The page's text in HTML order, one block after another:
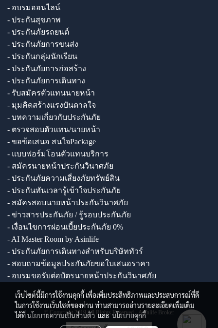
- อบรมออนไลน์
- ประกันสุขภาพ
- ประกันภัยรถยนต์
- ประกันภัยการขนส่ง
- ประกันกลุ่มนักเรียน
- ประกันภัยการก่อสร้าง
- ประกันภัยการเดินทาง
- รับสมัครตัวแทนนายหน้า
- มุมคิดสร้างแรงบันดาลใจ
- บทความเกี่ยวกับประกันภัย
- ตรวจสอบตัวแทน/นายหน้า
- ขอข้อเสนอ สนใจPackage
- แบบฟอร์มโอนตัวแทนบริการ
- สมัครนายหน้าประกันวินาศภัย
- ประกันภัยความเสี่ยงภัยทรัพย์สิน
- ประกันทันเวลารู้เข้าใจประกันภัย
- สมัครสอบนายหน้าประกันวินาศภัย
- ข่าวสารประกันภัย / รู้รอบประกันภัย
- เงื่อนไขการผ่อนเบี้ยประกันภัย 0%
- AI Master Room by Asinlife
- ประกันภัยการเดินทางสำหรับบริษัททัวร์
- สอบถามข้อมูลประกันภัยขอใบเสนอราคา
- อบรมขอรับต่อบัตรนายหน้าประกันวินาศภัย
© Copyright 2019 All Rights Reserved - Asinlife Broker
เว็บไซต์นี้มีการใช้งานคุกกี้ เพื่อเพิ่มประสิทธิภาพและประสบการณ์ที่ดี
ในการใช้งานเว็บไซต์ของท่าน ท่านสามารถอ่านรายละเอียดเพิ่มเติม
ได้ที่นโยบายความเป็นส่วนตัว และนโยบายคุกกี้